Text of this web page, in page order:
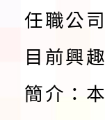
請一
報
淨零
檢
及
115
任職公司
目前興
簡介：